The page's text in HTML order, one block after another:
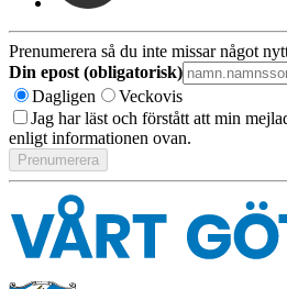
Prenumerera så du inte missar något
Din epost (obligatorisk)
Dagligen
Veckovis
Jag har läst och förstått att min
enligt informationen ovan.